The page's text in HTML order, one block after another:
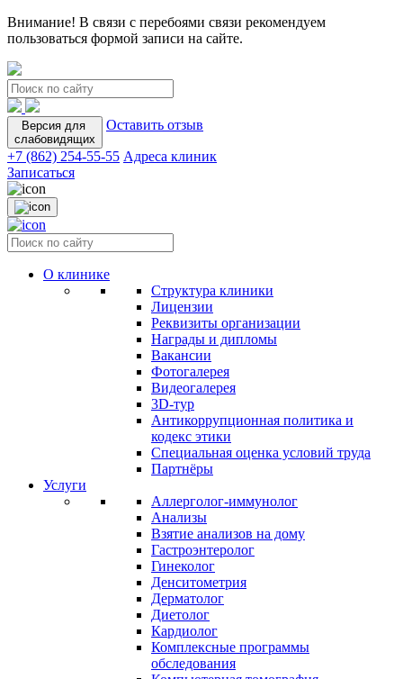
Внимание! В связи с перебоями связи рекомендуем
пользоваться формой записи на сайте.
Версия для
слабовидящих
Оставить отзыв
+7 (862) 254-55-55 Адреса клиник
Записаться
О клинике
Структура клиники
Лицензии
Реквизиты организации
Награды и дипломы
Вакансии
Фотогалерея
Видеогалерея
3D-тур
Антикоррупционная политика и
кодекс этики
Специальная оценка условий труда
Партнёры
Услуги
Аллерголог-иммунолог
Анализы
Взятие анализов на дому
Гастроэнтеролог
Гинеколог
Денситометрия
Дерматолог
Диетолог
Кардиолог
Комплексные программы
обследования